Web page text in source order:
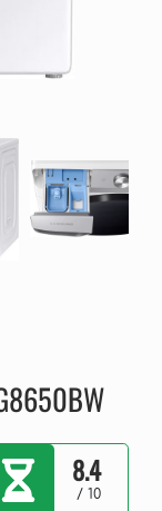
8.4
/ 10